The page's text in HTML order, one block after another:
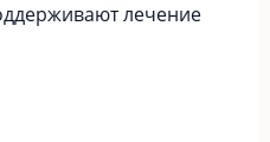
лечение